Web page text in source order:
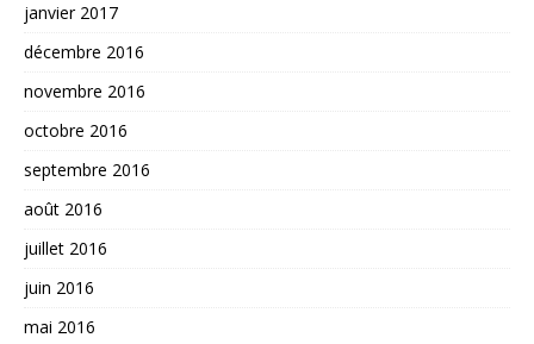
janvier 2017
décembre 2016
novembre 2016
octobre 2016
septembre 2016
août 2016
juillet 2016
juin 2016
mai 2016